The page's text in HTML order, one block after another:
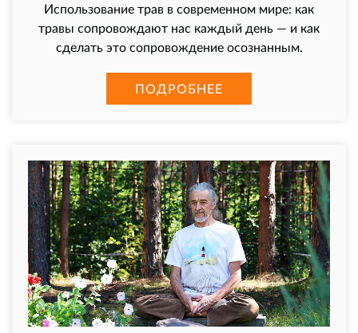
Использование трав в современном мире: как
травы сопровождают нас каждый день — и как
сделать это сопровождение осознанным.
ПОДРОБНЕЕ